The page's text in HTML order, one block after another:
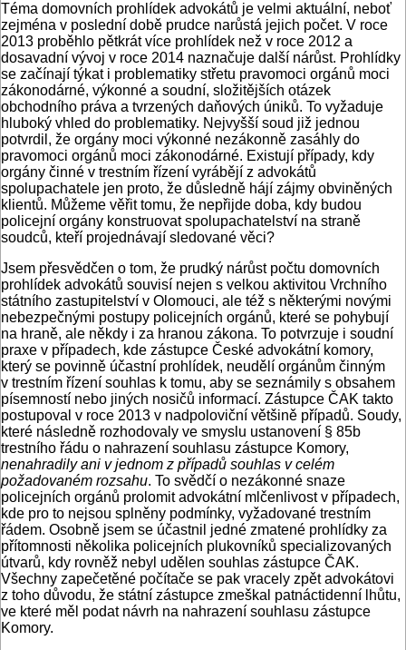
Téma domovních prohlídek advokátů je velmi aktuální, neboť
zejména v poslední době prudce narůstá jejich počet. V roce
2013 proběhlo pětkrát více prohlídek než v roce 2012 a
dosavadní vývoj v roce 2014 naznačuje další nárůst. Prohlídky
se začínají týkat i problematiky střetu pravomoci orgánů moci
zákonodárné, výkonné a soudní, složitějších otázek
obchodního práva a tvrzených daňových úniků. To vyžaduje
hluboký vhled do problematiky. Nejvyšší soud již jednou
potvrdil, že orgány moci výkonné nezákonně zasáhly do
pravomoci orgánů moci zákonodárné. Existují případy, kdy
orgány činné v trestním řízení vyrábějí z advokátů
spolupachatele jen proto, že důsledně hájí zájmy obviněných
klientů. Můžeme věřit tomu, že nepřijde doba, kdy budou
policejní orgány konstruovat spolupachatelství na straně
soudců, kteří projednávají sledované věci?
Jsem přesvědčen o tom, že prudký nárůst počtu domovních
prohlídek advokátů souvisí nejen s velkou aktivitou Vrchního
státního zastupitelství v Olomouci, ale též s některými novými
nebezpečnými postupy policejních orgánů, které se pohybují
na hraně, ale někdy i za hranou zákona. To potvrzuje i soudní
praxe v případech, kde zástupce České advokátní komory,
který se povinně účastní prohlídek, neudělí orgánům činným
v trestním řízení souhlas k tomu, aby se seznámily s obsahem
písemností nebo jiných nosičů informací. Zástupce ČAK takto
postupoval v roce 2013 v nadpoloviční většině případů. Soudy,
které následně rozhodovaly ve smyslu ustanovení § 85b
trestního řádu o nahrazení souhlasu zástupce Komory,
nenahradily ani v jednom z případů souhlas v celém
požadovaném rozsahu. To svědčí o nezákonné snaze
policejních orgánů prolomit advokátní mlčenlivost v případech,
kde pro to nejsou splněny podmínky, vyžadované trestním
řádem. Osobně jsem se účastnil jedné zmatené prohlídky za
přítomnosti několika policejních plukovníků specializovaných
útvarů, kdy rovněž nebyl udělen souhlas zástupce ČAK.
Všechny zapečetěné počítače se pak vracely zpět advokátovi
z toho důvodu, že státní zástupce zmeškal patnáctidenní lhůtu,
ve které měl podat návrh na nahrazení souhlasu zástupce
Komory.